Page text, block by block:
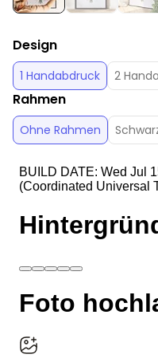
Design
1 Handabdruck 2
Rahmen
Ohne Rahmen